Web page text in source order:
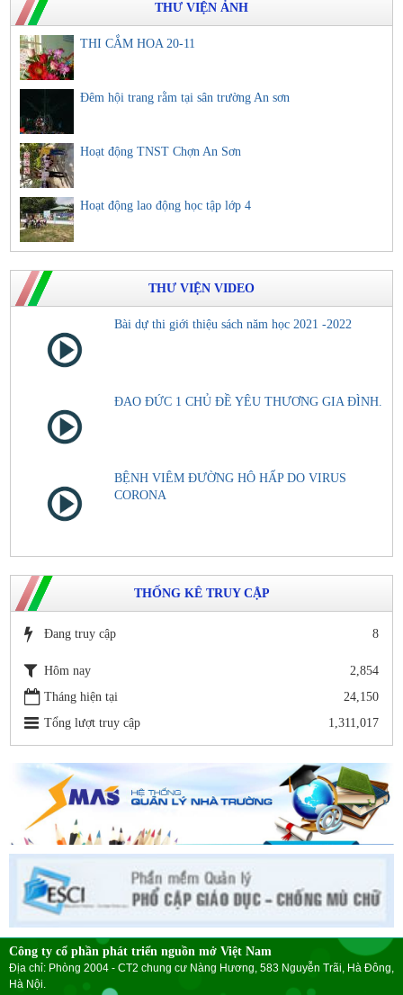
THƯ VIỆN ẢNH
THI CẮM HOA 20-11
Đêm hội trang rằm tại sân trường An sơn
Hoạt động TNST Chợn An Sơn
Hoạt động lao động học tập lớp 4
THƯ VIỆN VIDEO
Bài dự thi giới thiệu sách năm học 2021 -2022
ĐAO ĐỨC 1 CHỦ ĐỀ YÊU THƯƠNG GIA ĐÌNH.
BỆNH VIÊM ĐƯỜNG HÔ HẤP DO VIRUS
CORONA
THỐNG KÊ TRUY CẬP
Đang truy cập 8
Hôm nay
2,854
Tháng hiện tại
24,150
Tổng lượt truy cập
1,311,017
Công ty cổ phần phát triển nguồn mở Việt Nam
Địa chỉ: Phòng 2004 - CT2 chung cư Nàng Hương, 583 Nguyễn Trãi, Hà Đông,
Hà Nội.